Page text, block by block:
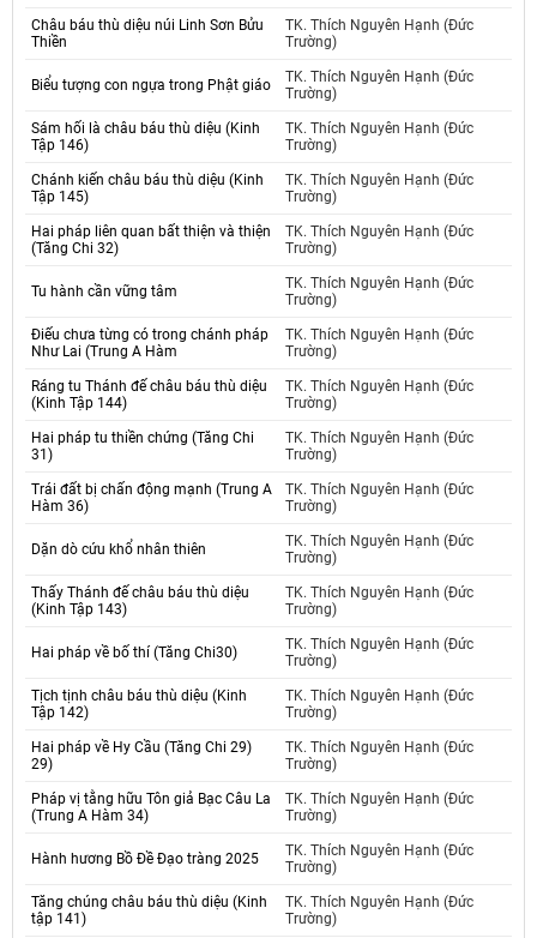
Châu báu thù diệu núi Linh Sơn Bửu
Thiền
TK. Thích Nguyên Hạnh (Đức
Trường)
Biểu tượng con ngựa trong Phật giáo
TK. Thích Nguyên Hạnh (Đức
Trường)
Sám hối là châu báu thù diệu (Kinh
Tập 146)
TK. Thích Nguyên Hạnh (Đức
Trường)
Chánh kiến châu báu thù diệu (Kinh
Tập 145)
TK. Thích Nguyên Hạnh (Đức
Trường)
Hai pháp liên quan bất thiện và thiện
(Tăng Chi 32)
TK. Thích Nguyên Hạnh (Đức
Trường)
Tu hành cần vững tâm
TK. Thích Nguyên Hạnh (Đức
Trường)
Điếu chưa từng có trong chánh pháp
Như Lai (Trung A Hàm
TK. Thích Nguyên Hạnh (Đức
Trường)
Ráng tu Thánh đế châu báu thù diệu
(Kinh Tập 144)
TK. Thích Nguyên Hạnh (Đức
Trường)
Hai pháp tu thiền chứng (Tăng Chi
31)
TK. Thích Nguyên Hạnh (Đức
Trường)
Trái đất bị chấn động mạnh (Trung A
Hàm 36)
TK. Thích Nguyên Hạnh (Đức
Trường)
Dặn dò cứu khổ nhân thiên
TK. Thích Nguyên Hạnh (Đức
Trường)
Thấy Thánh đế châu báu thù diệu
(Kinh Tập 143)
TK. Thích Nguyên Hạnh (Đức
Trường)
Hai pháp về bố thí (Tăng Chi30)
TK. Thích Nguyên Hạnh (Đức
Trường)
Tịch tịnh châu báu thù diệu (Kinh
Tập 142)
TK. Thích Nguyên Hạnh (Đức
Trường)
Hai pháp về Hy Cầu (Tăng Chi 29)
29)
TK. Thích Nguyên Hạnh (Đức
Trường)
Pháp vị tằng hữu Tôn giả Bạc Câu La
(Trung A Hàm 34)
TK. Thích Nguyên Hạnh (Đức
Trường)
Hành hương Bồ Đề Đạo tràng 2025
TK. Thích Nguyên Hạnh (Đức
Trường)
Tăng chúng châu báu thù diệu (Kinh
tập 141)
TK. Thích Nguyên Hạnh (Đức
Trường)